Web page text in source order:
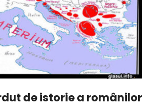
de istorie a românilor